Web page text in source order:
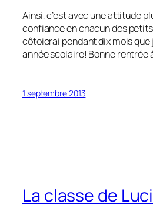
Ainsi, c’est avec une attitude
confiance en chacun des
côtoierai pendant dix mois que
année scolaire! Bonne rentrée
1 septembre 2013
La classe de